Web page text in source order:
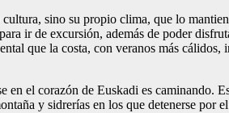
sino su propio clima, que lo
ir de excursión, además de poder
que la costa, con veranos más cálidos,
el corazón de Euskadi es caminando.
y sidrerías en los que detenerse por